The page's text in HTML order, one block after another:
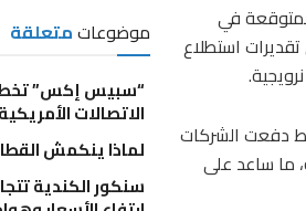
موضوعاتمتعلقة
“سبيس إكس”
الاتصالات
لماذا ينكمش
سنكور الكندية
في
مقابل تقديرات استطلاع
دفعت الشركات
ما ساعد على